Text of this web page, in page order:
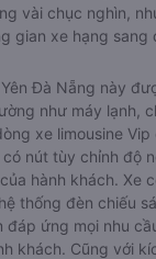
vài chục nghìn,
gian xe hạng sang
Yên Đà Nẵng này
như máy lạnh,
xe limousine
có nút tùy chỉnh độ
hành khách. Xe
thống đèn chiếu
đáp ứng mọi nhu
khách. Cũng với